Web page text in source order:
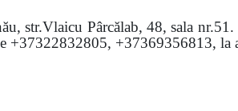
str.Vlaicu Pârcălab, 48, sala nr.51.
+37322832805, +37369356813, la